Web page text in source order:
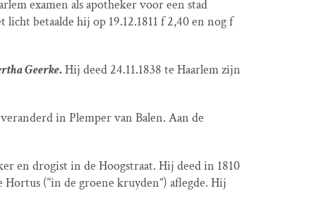
examen als apotheker voor een stad
betaalde hij op 19.12.1811 f 2,40 en nog f
Geerke. Hij deed 24.11.1838 te Haarlem zijn
in Plemper van Balen. Aan de
en drogist in de Hoogstraat. Hij deed in 1810
(“in de groene kruyden”) aflegde. Hij